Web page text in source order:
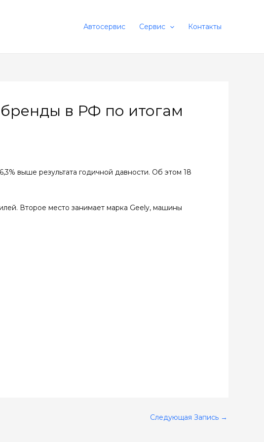
Автосервис Сервис Контакты
в РФ по итогам
выше результата годичной давности. Об этом 18
Второе место занимает марка Geely, машины
Следующая Запись →